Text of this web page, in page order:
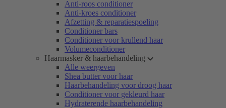
Anti-roos conditioner
Anti-kroes conditioner
Afzetting & reparatiespoeling
Conditioner bars
Conditioner voor krullend haar
Volumeconditioner
Haarmasker & haarbehandeling
Alle weergeven
Shea butter voor haar
Haarbehandeling voor droog haar
Conditioner voor gekleurd haar
Hydraterende haarbehandeling